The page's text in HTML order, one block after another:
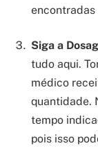
encontradas
Siga a
tudo aqui.
médico
quantidade.
tempo
pois isso